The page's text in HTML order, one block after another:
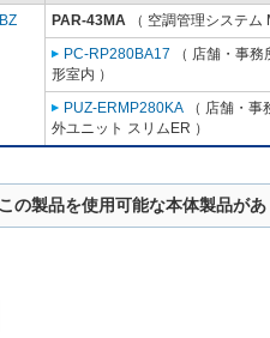
PAR-43MA （ 空調管理システム
PC-RP280BA17 （ 店舗・事
形室内 ）
PUZ-ERMP280KA （ 店舗・
外ユニット スリムER ）
この製品を使用可能な本体製品が